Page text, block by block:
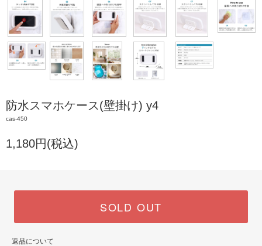
防水スマホケース(壁掛け) y4
cas-450
1,180円(税込)
SOLD OUT
返品について